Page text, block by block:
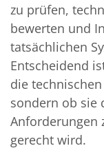
zu prüfen,
bewerten und
tatsächlichen
Entscheidend
die
sondern ob sie
Anforderungen
gerecht wird.